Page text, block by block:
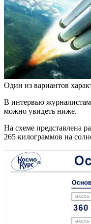
Один из вариантов
В интервью
можно увидеть ниже.
На схеме представлена
265 килограммов на